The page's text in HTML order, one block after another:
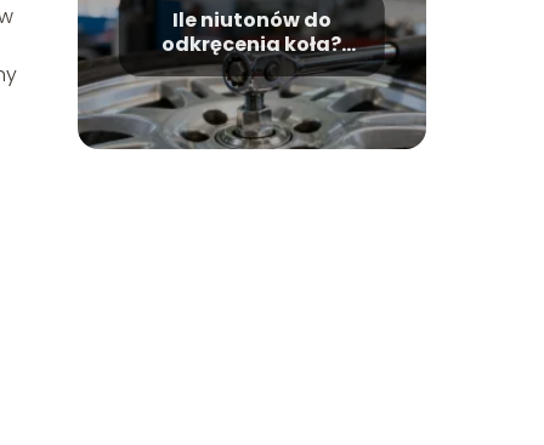
Ile niutonów do
odkręcenia koła?
Moment dokręcania
śrub